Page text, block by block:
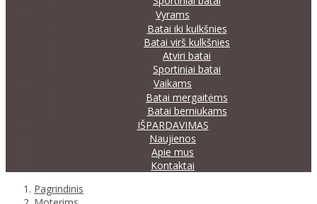
Vyrams
Batai iki kulkšnies
Batai virš kulkšnies
Atviri batai
Sportiniai batai
Vaikams
Batai mergaitėms
Batai berniukams
IŠPARDAVIMAS
Naujienos
Apie mus
Kontaktai
Pagrindinis